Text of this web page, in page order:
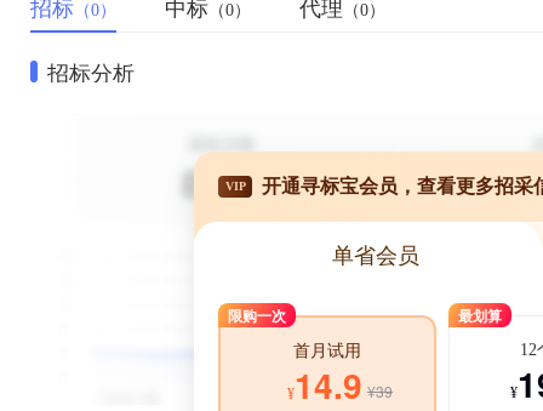
招标 （0） 中标 （0） 代理 （0）
招标分析
VIP 开通寻标宝会员，查看更多招采
单省会员
限购一次
首月试用
¥14.9 ¥39
最划算
12
¥